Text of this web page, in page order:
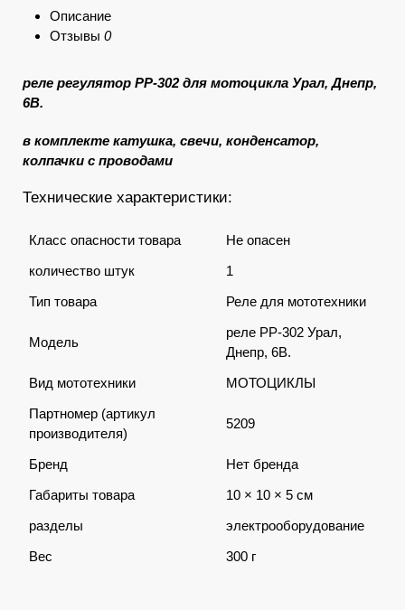
Описание
Отзывы 0
реле регулятор РР-302 для мотоцикла Урал, Днепр,
6В.
в комплекте катушка, свечи, конденсатор,
колпачки с проводами
Технические характеристики:
Класс опасности товара
Не опасен
количество штук
1
Тип товара
Реле для мототехники
Модель
реле РР-302 Урал,
Днепр, 6В.
Вид мототехники
МОТОЦИКЛЫ
Партномер (артикул
производителя)
5209
Бренд
Нет бренда
Габариты товара
10 × 10 × 5 см
разделы
электрооборудование
Вес
300 г